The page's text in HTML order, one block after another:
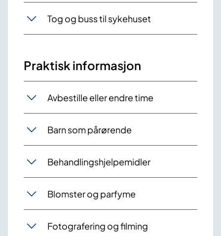
Tog og buss til sykehuset
Praktisk informasjon
Avbestille eller endre time
Barn som pårørende
Behandlingshjelpemidler
Blomster og parfyme
Fotografering og filming